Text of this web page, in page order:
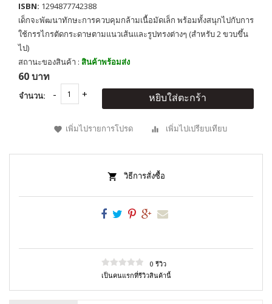
ISBN: 1294877742388
เด็กจะพัฒนาทักษะการควบคุมกล้ามเนื้อมัดเล็ก พร้อมทั้งสนุกไปกับการ
ใช้กรรไกรตัดกระดาษตามแนวเส้นและรูปทรงต่างๆ (สำหรับ 2 ขวบขึ้น
ไป)
สถานะของสินค้า : สินค้าพร้อมส่ง
60 บาท
จำนวน: หยิบใส่ตะกร้า
เพิ่มไปรายการโปรด เพิ่มไปเปรียบเทียบ
วิธีการสั่งซื้อ
0 รีวิว
เป็นคนแรกที่รีวิวสินค้านี้